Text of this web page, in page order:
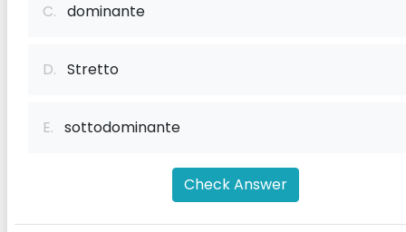
C. dominante
D. Stretto
E. sottodominante
Check Answer